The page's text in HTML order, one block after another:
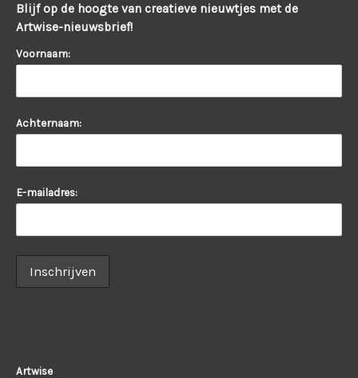
Blijf op de hoogte van creatieve nieuwtjes met de
Artwise-nieuwsbrief!
Voornaam:
Achternaam:
E-mailadres:
Artwise